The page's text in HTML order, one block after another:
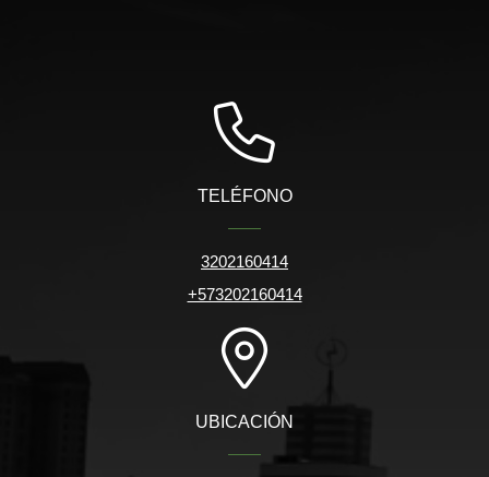
TELÉFONO
3202160414
+573202160414
UBICACIÓN